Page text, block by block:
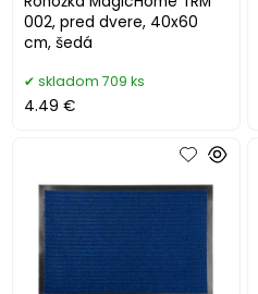
002, pred dvere, 40x60
cm, šedá
skladom 709 ks
4.49 €